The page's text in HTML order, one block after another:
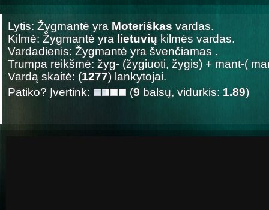
Lytis: Žygmantė yra Moteriškas vardas.
Kilmė: Žygmantė yra lietuvių kilmės vardas.
Vardadienis: Žygmantė yra švenčiamas .
Trumpa reikšmė: žyg- (žygiuoti, žygis) + mant-(
Vardą skaitė: (1277) lankytojai.
Patiko? Įvertink:
(9 balsų, vidurkis: 1.89)